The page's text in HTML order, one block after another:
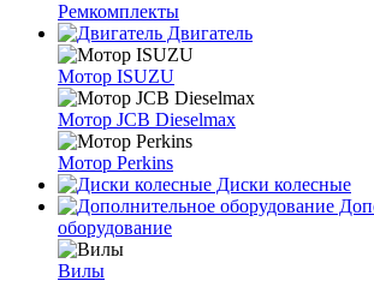
Ремкомплекты
Двигатель
Мотор ISUZU
Мотор JCB Dieselmax
Мотор Perkins
Диски колесные
оборудование
Вилы